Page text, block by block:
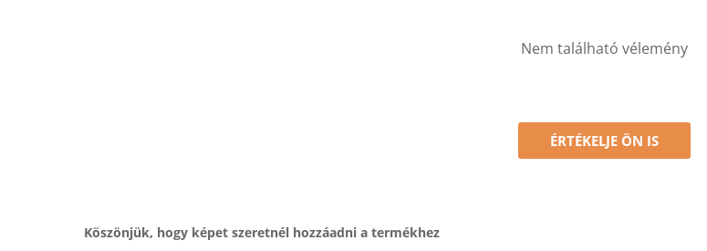
Nem található vélemény
ÉRTÉKELJE ÖN IS
Köszönjük, hogy képet szeretnél hozzáadni a termékhez